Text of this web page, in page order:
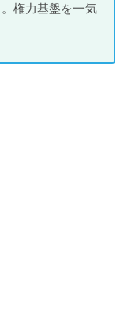
権力基盤を一気